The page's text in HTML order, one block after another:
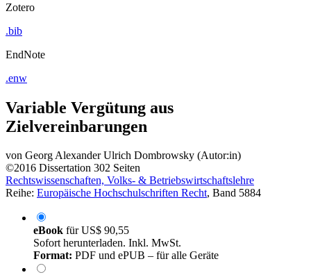
Zotero
.bib
EndNote
.enw
Variable Vergütung aus
Zielvereinbarungen
von Georg Alexander Ulrich Dombrowsky (Autor:in)
©2016 Dissertation 302 Seiten
Rechtswissenschaften, Volks- & Betriebswirtschaftslehre
Reihe: Europäische Hochschulschriften Recht, Band 5884
eBook fürUS$ 90,55
Sofort herunterladen. Inkl. MwSt.
Format: PDF und ePUB – für alle Geräte